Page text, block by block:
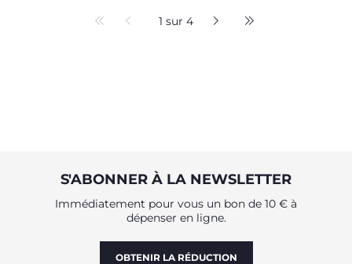
1 sur 4
S'ABONNER À LA NEWSLETTER
Immédiatement pour vous un bon de 10 € à
dépenser en ligne.
OBTENIR LA RÉDUCTION